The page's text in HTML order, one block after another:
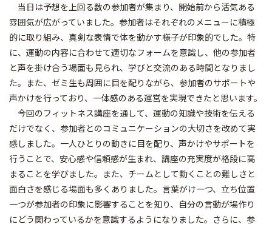
当日は予想を上回る数の参加者が集まり、開始前から活気ある
雰囲気が広がっていました。参加者はそれぞれのメニューに積極
的に取り組み、真剣な表情で体を動かす様子が印象的でした。特
に、運動の内容に合わせて適切なフォームを意識し、他の参加者
と声を掛け合う場面も見られ、学びと交流のある時間となりまし
た。また、ゼミ生も周囲に目を配りながら、参加者のサポートや
声かけを行っており、一体感のある運営を実現できたと思います。
今回のフィットネス講座を通して、運動の知識や技術を伝える
だけでなく、参加者とのコミュニケーションの大切さを改めて実
感しました。一人ひとりの動きに目を配り、声かけやサポートを
行うことで、安心感や信頼感が生まれ、講座の充実度が格段に高
まることを学びました。また、チームとして動くことの難しさと
面白さを感じる場面も多くありました。言葉がけ一つ、立ち位置
一つが参加者の印象に影響することを知り、自分の言動が場作り
にどう関わっているかを意識するようになりました。さらに、参